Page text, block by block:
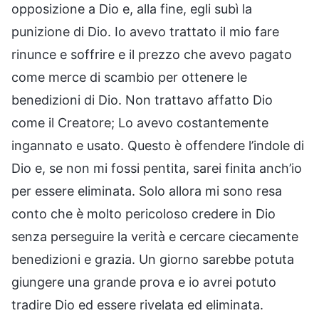
opposizione a Dio e, alla fine, egli subì la
punizione di Dio. Io avevo trattato il mio fare
rinunce e soffrire e il prezzo che avevo pagato
come merce di scambio per ottenere le
benedizioni di Dio. Non trattavo affatto Dio
come il Creatore; Lo avevo costantemente
ingannato e usato. Questo è offendere l’indole di
Dio e, se non mi fossi pentita, sarei finita anch’io
per essere eliminata. Solo allora mi sono resa
conto che è molto pericoloso credere in Dio
senza perseguire la verità e cercare ciecamente
benedizioni e grazia. Un giorno sarebbe potuta
giungere una grande prova e io avrei potuto
tradire Dio ed essere rivelata ed eliminata.